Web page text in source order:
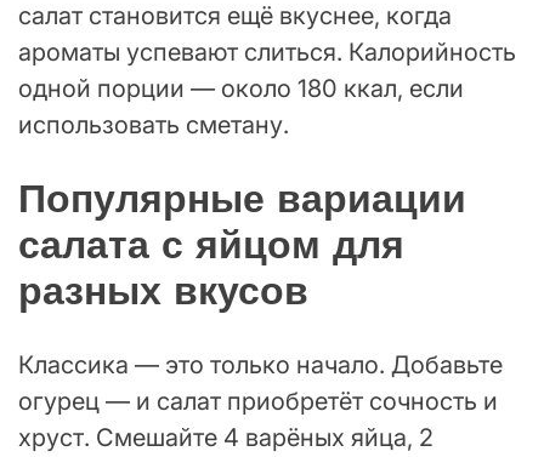
салат становится ещё вкуснее, когда
ароматы успевают слиться. Калорийность
одной порции — около 180 ккал, если
использовать сметану.
Популярные вариации
салата с яйцом для
разных вкусов
Классика — это только начало. Добавьте
огурец — и салат приобретёт сочность и
хруст. Смешайте 4 варёных яйца, 2